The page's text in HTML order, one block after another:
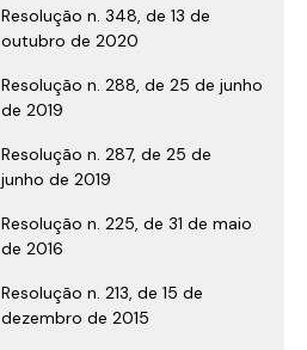
Resolução n. 348, de 13 de
outubro de 2020
Resolução n. 288, de 25 de junho
de 2019
Resolução n. 287, de 25 de
junho de 2019
Resolução n. 225, de 31 de maio
de 2016
Resolução n. 213, de 15 de
dezembro de 2015